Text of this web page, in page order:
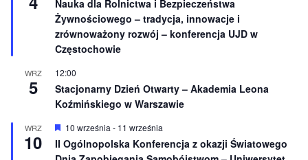
n
e
r
ó
ż
n
i
n
e
Nauka dla Rolnictwa i Bezpieczeństwa
Żywnościowego – tradycja, innowacje i
zrównoważony rozwój – konferencja UJD w
Częstochowie
WRZ
5
12:00
Stacjonarny Dzień Otwarty – Akademia Leona
Koźmińskiego w Warszawie
WRZ
10
W
y
r
10 września - 11 września
II Ogólnopolska Konferencja z okazji Światowego